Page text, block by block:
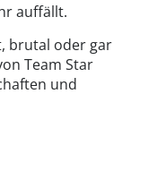
auffällt.
brutal oder gar
Team Star
und